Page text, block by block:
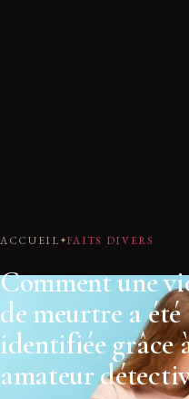
ACCUEIL FAITS DIVERS
Comment une
de meurtre a été
identifiée grâce
amateur